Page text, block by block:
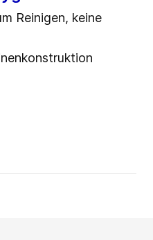
Reinigen, keine